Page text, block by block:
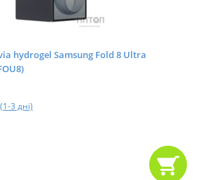
hydrogel Samsung Fold 8 Ultra
3 дні)